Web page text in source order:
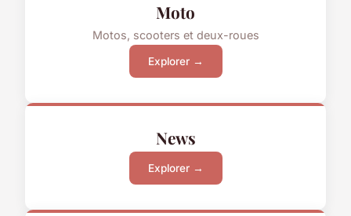
Moto
Motos, scooters et deux-roues
Explorer →
News
Explorer →